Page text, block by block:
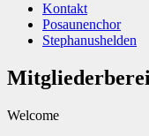
Kontakt
Posaunenchor
Stephanushelden
Welcome